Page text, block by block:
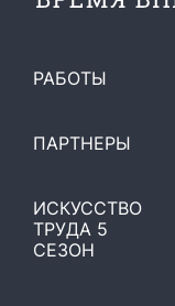
РАБОТЫ
ПАРТНЕРЫ
ИСКУССТВО
ТРУДА 5
СЕЗОН